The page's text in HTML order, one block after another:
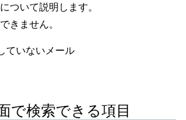
ついて説明します。
きません。
ていないメール
で検索できる項目